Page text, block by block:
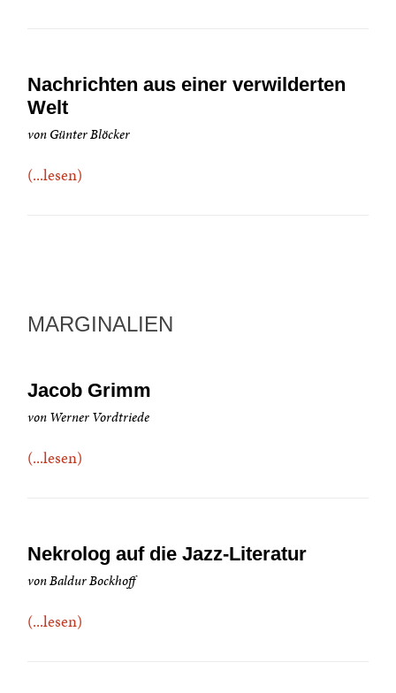
Nachrichten aus einer verwilderten
Welt
von Günter Blöcker
(...lesen)
MARGINALIEN
Jacob Grimm
von Werner Vordtriede
(...lesen)
Nekrolog auf die Jazz-Literatur
von Baldur Bockhoff
(...lesen)